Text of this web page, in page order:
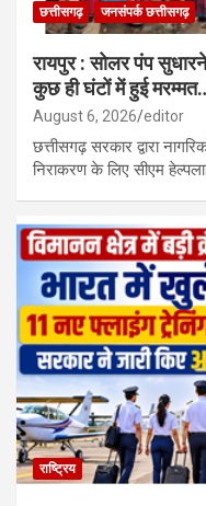
छत्तीसगढ़ जनसंपर्क छत्तीसगढ़
रायपुर : सोलर पंप
कुछ ही घंटों में हुई
August 6, 2026 editor
छत्तीसगढ़ सरकार द्वारा
निराकरण के लिए सीएम
राष्ट्रिय